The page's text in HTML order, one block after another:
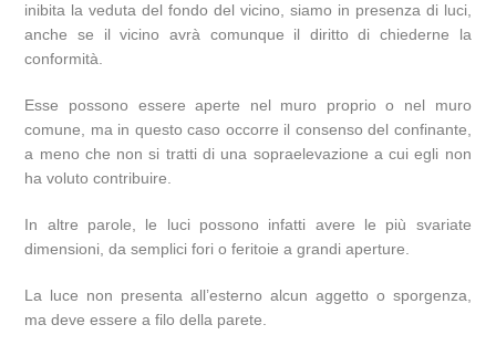
inibita la veduta del fondo del vicino, siamo in presenza di luci,
anche se il vicino avrà comunque il diritto di chiederne la
conformità.
Esse possono essere aperte nel muro proprio o nel muro
comune, ma in questo caso occorre il consenso del confinante,
a meno che non si tratti di una sopraelevazione a cui egli non
ha voluto contribuire.
In altre parole, le luci possono infatti avere le più svariate
dimensioni, da semplici fori o feritoie a grandi aperture.
La luce non presenta all’esterno alcun aggetto o sporgenza,
ma deve essere a filo della parete.